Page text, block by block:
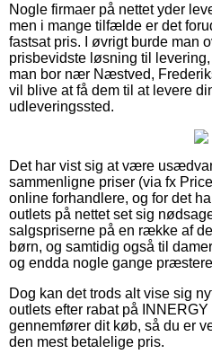
Nogle firmaer på nettet yder
men i mange tilfælde er det
fastsat pris. I øvrigt burde man
prisbevidste løsning til
man bor nær Næstved,
vil blive at få dem til at levere
udleveringssted.
Det har vist sig at være
sammenligne priser (via fx
online forhandlere, og for det
outlets på nettet set sig
salgspriserne på en række af
børn, og samtidig også til
og endda nogle gange
Dog kan det trods alt vise sig
outlets efter rabat på
gennemfører dit køb, så du er
den mest betalelige pris.